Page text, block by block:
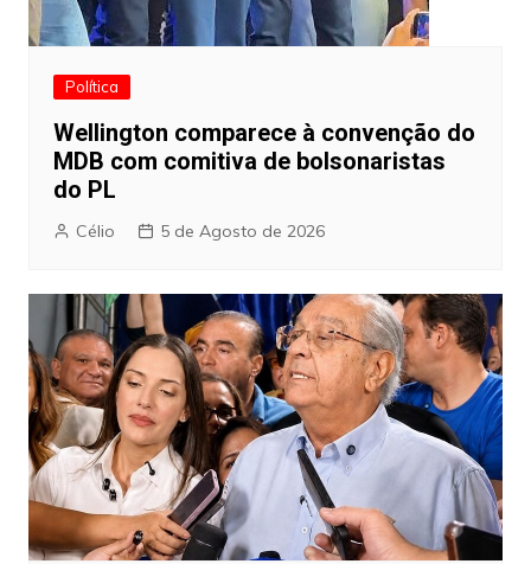
Política
Wellington comparece à convenção do
MDB com comitiva de bolsonaristas
do PL
Célio 5 de Agosto de 2026